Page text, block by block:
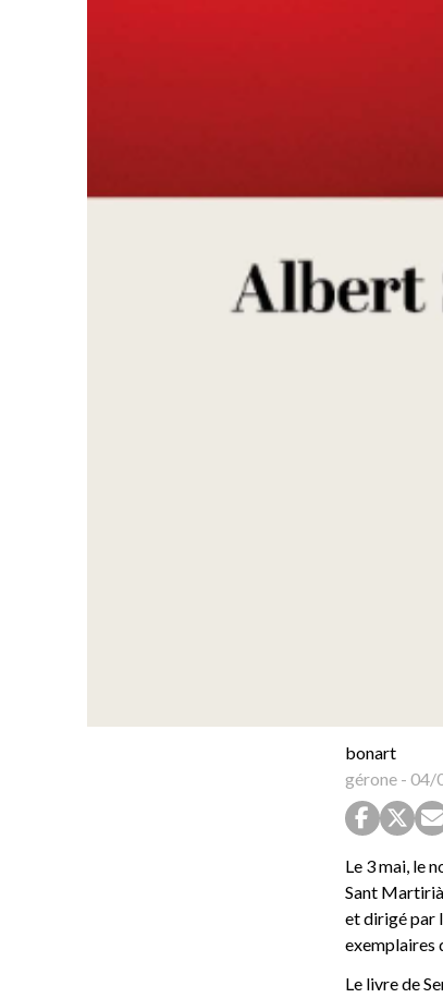
bonart
gérone- 04/
Le 3 mai, le
Sant Martirià
et dirigé par
exemplaires
Le livre de